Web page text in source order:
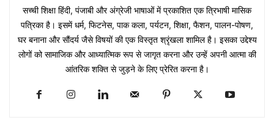
सच्ची शिक्षा हिंदी, पंजाबी और अंग्रेजी भाषाओं में प्रकाशित एक त्रिभाषी मासिक
पत्रिका है। इसमें धर्म, फिटनेस, पाक कला, पर्यटन, शिक्षा, फैशन, पालन-पोषण,
घर बनाना और सौंदर्य जैसे विषयों की एक विस्तृत श्रृंखला शामिल है। इसका उद्देश्य
लोगों को सामाजिक और आध्यात्मिक रूप से जागृत करना और उन्हें अपनी आत्मा की
आंतरिक शक्ति से जुड़ने के लिए प्रेरित करना है।